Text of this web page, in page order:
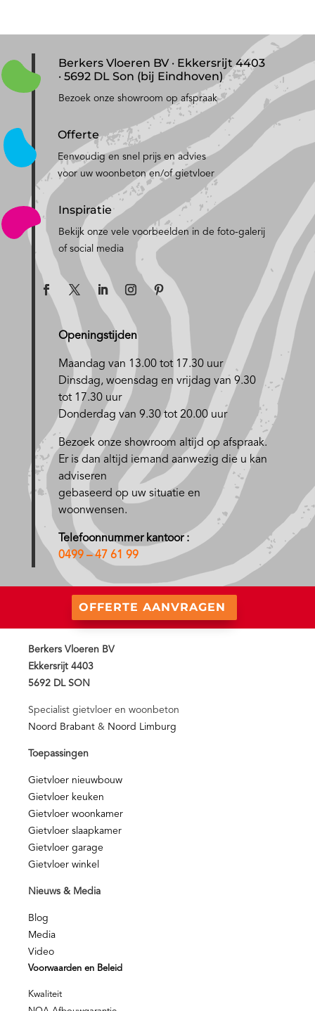
Berkers Vloeren BV · Ekkersrijt 4403
· 5692 DL Son (bij Eindhoven)
Bezoek onze showroom op afspraak
Offerte
Eenvoudig en snel prijs en advies
voor uw woonbeton en/of gietvloer
Inspiratie
Bekijk onze vele voorbeelden in de foto-galerij
of social media
Openingstijden
Maandag van 13.00 tot 17.30 uur
Dinsdag, woensdag en vrijdag van 9.30
tot 17.30 uur
Donderdag van 9.30 tot 20.00 uur
Bezoek onze showroom altijd op afspraak.
Er is dan altijd iemand aanwezig die u kan
adviseren
gebaseerd op uw situatie en
woonwensen.
Telefoonnummer kantoor :
0499 – 47 61 99
OFFERTE AANVRAGEN
Berkers Vloeren BV
Ekkersrijt 4403
5692 DL SON
Specialist gietvloer en woonbeton
Noord Brabant & Noord Limburg
Toepassingen
Gietvloer nieuwbouw
Gietvloer keuken
Gietvloer woonkamer
Gietvloer slaapkamer
Gietvloer garage
Gietvloer winkel
Nieuws & Media
Blog
Media
Video
Voorwaarden en Beleid
Kwaliteit